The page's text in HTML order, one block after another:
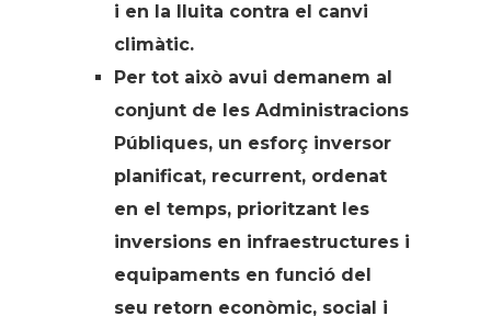
i en la lluita contra el canvi
climàtic.
Per tot això avui demanem al
conjunt de les Administracions
Públiques, un esforç inversor
planificat, recurrent, ordenat
en el temps, prioritzant les
inversions en infraestructures i
equipaments en funció del
seu retorn econòmic, social i